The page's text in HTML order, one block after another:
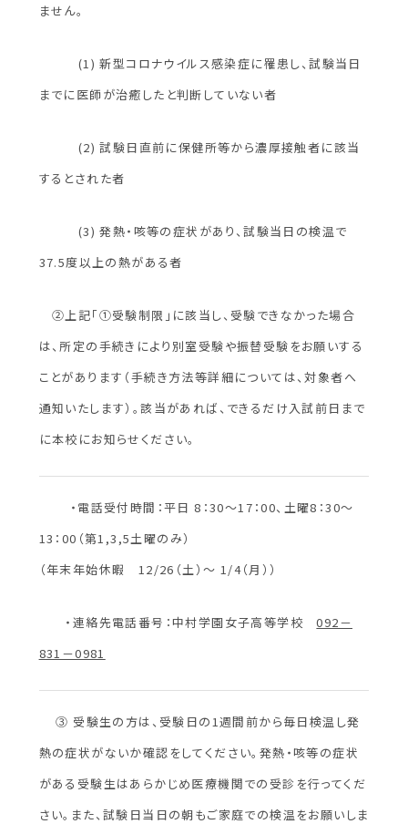
ません。
(1) 新型コロナウイルス感染症に罹患し、試験当日
までに医師が治癒したと判断していない者
(2) 試験日直前に保健所等から濃厚接触者に該当
するとされた者
(3) 発熱・咳等の症状があり、試験当日の検温で
37.5度以上の熱がある者
②上記「①受験制限」に該当し、受験できなかった場合
は、所定の手続きにより別室受験や振替受験をお願いする
ことがあります（手続き方法等詳細については、対象者へ
通知いたします）。該当があれば、できるだけ入試前日まで
に本校にお知らせください。
・電話受付時間：平日 8：30～17：00、土曜8：30～
13：00（第1,3,5土曜のみ）
（年末年始休暇 12/26 （土）～ 1/4（月））
・連絡先電話番号：中村学園女子高等学校092－
831－0981
③ 受験生の方は、受験日の1週間前から毎日検温し発
熱の症状がないか確認をしてください。発熱・咳等の症状
がある受験生はあらかじめ医療機関での受診を行ってくだ
さい。また、試験日当日の朝もご家庭での検温をお願いしま